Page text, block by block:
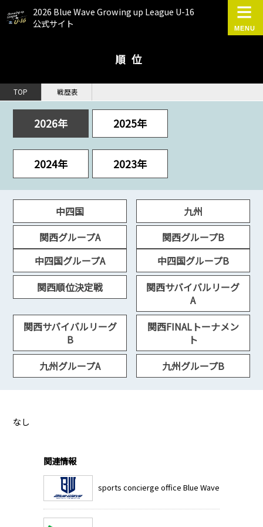
2026 Blue Wave Growing up League U-16
公式サイト
順位
TOP 戦歴表
2026年 2025年
2024年 2023年
中四国
九州
関西グループA
関西グループB
中四国グループA
中四国グループB
関西順位決定戦
関西サバイバルリーグ
A
関西サバイバルリーグ
B
関西FINALトーナメン
ト
九州グループA
九州グループB
なし
関連情報
sports concierge office Blue Wave